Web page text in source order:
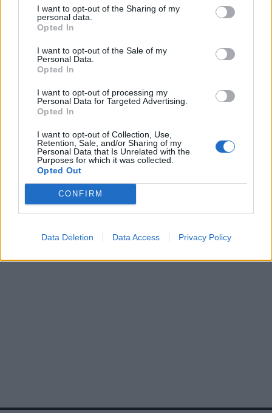
I want to opt-out of the Sharing of my
personal data.
Opted In
I want to opt-out of the Sale of my
Personal Data.
Opted In
I want to opt-out of processing my
Personal Data for Targeted Advertising.
Opted In
I want to opt-out of Collection, Use,
Retention, Sale, and/or Sharing of my
Personal Data that Is Unrelated with the
Purposes for which it was collected.
Opted Out
CONFIRM
Data Deletion Data Access Privacy Policy